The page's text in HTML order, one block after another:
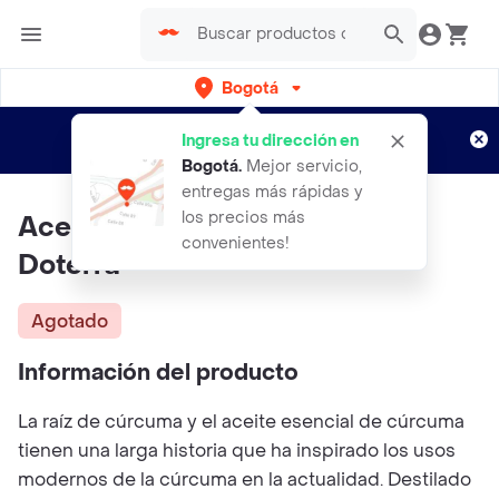
Bogotá
Ingresa tu dirección en
Bogotá. Mejor servicio,
entregas más rápidas y
los precios más
convenientes!
envíos gratis por semanas
Aplican TyC
Aceite Esencial Jengibre 15 Ml
Doterra
Agotado
Información del producto
La raíz de cúrcuma y el aceite esencial de cúrcuma
tienen una larga historia que ha inspirado los usos
modernos de la cúrcuma en la actualidad. Destilado